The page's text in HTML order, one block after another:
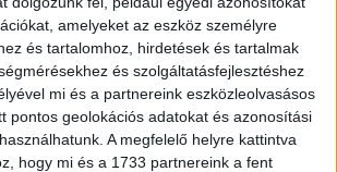
amelyeket az eszköz személyre
és tartalomhoz, hirdetések és tartalmak
és szolgáltatásfejlesztéshez
mi és a partnereink eszközleolvasásos
pontos geolokációs adatokat és azonosítási
A megfelelő helyre kattintva
hogy mi és a 1733 partnereink a fent
2018-ban gyakornokként kezdett a
a ranglétrát és riporterként egyebek
Németország egyik
és Gábor Zsazsa özvegyével
leégésekor ő tudósította a helyszínről
a Budapesti Gazdasági Egyetem